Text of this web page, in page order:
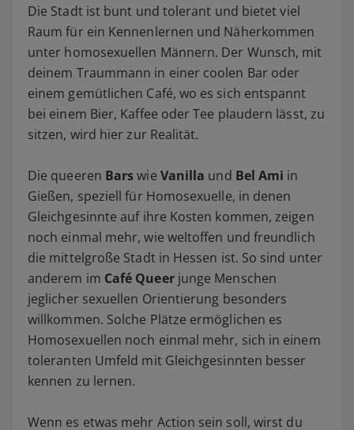
Die Stadt ist bunt und tolerant und bietet viel
Raum für ein Kennenlernen und Näherkommen
unter homosexuellen Männern. Der Wunsch, mit
deinem Traummann in einer coolen Bar oder
einem gemütlichen Café, wo es sich entspannt
bei einem Bier, Kaffee oder Tee plaudern lässt, zu
sitzen, wird hier zur Realität.
Die queeren Barswie Vanilla und Bel Ami in
Gießen, speziell für Homosexuelle, in denen
Gleichgesinnte auf ihre Kosten kommen, zeigen
noch einmal mehr, wie weltoffen und freundlich
die mittelgroße Stadt in Hessen ist. So sind unter
anderem im Café Queerjunge Menschen
jeglicher sexuellen Orientierung besonders
willkommen. Solche Plätze ermöglichen es
Homosexuellen noch einmal mehr, sich in einem
toleranten Umfeld mit Gleichgesinnten besser
kennen zu lernen.
Wenn es etwas mehr Action sein soll, wirst du